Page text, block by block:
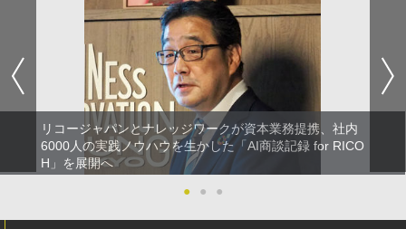
リコージャパンとナレッジワークが資本業務提携、社内
6000人の実践ノウハウを生かした「AI商談記録 for RICO
H」を展開へ
●
● ●